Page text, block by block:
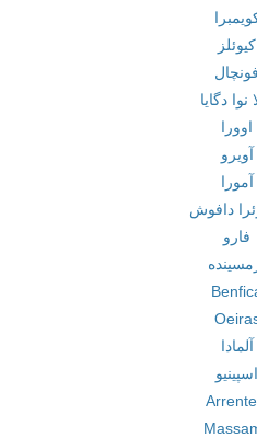
کیوئلز
فونچال
نوا دگایا
اوورا
آویرو
آمورا
دافوش
فارو
آلمادا
اسپینیو